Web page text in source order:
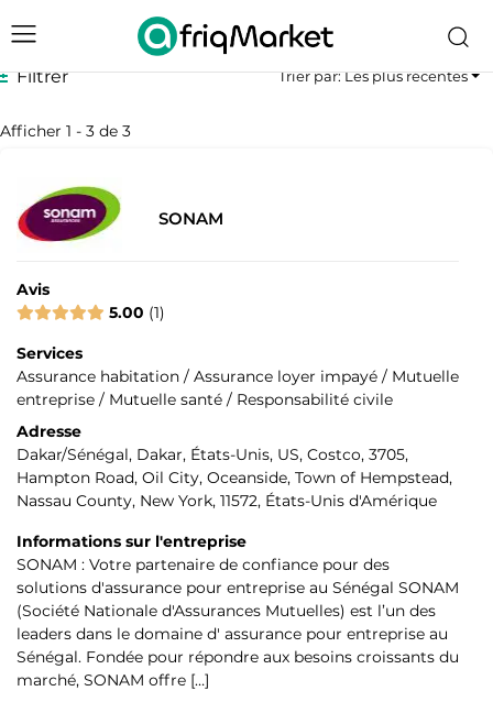
Filtrer
Afficher 1 - 3 de 3
Trier par: Les plus récentes
SONAM
Avis
5.00 1
Services
Assurance habitation / Assurance loyer impayé / Mutuelle
entreprise / Mutuelle santé / Responsabilité civile
Adresse
Dakar/Sénégal, Dakar, États-Unis, US, Costco, 3705,
Hampton Road, Oil City, Oceanside, Town of Hempstead,
Nassau County, New York, 11572, États-Unis d'Amérique
Informations sur l'entreprise
SONAM : Votre partenaire de confiance pour des
solutions d'assurance pour entreprise au Sénégal SONAM
(Société Nationale d'Assurances Mutuelles) est l’un des
leaders dans le domaine d' assurance pour entreprise au
Sénégal. Fondée pour répondre aux besoins croissants du
marché, SONAM offre […]